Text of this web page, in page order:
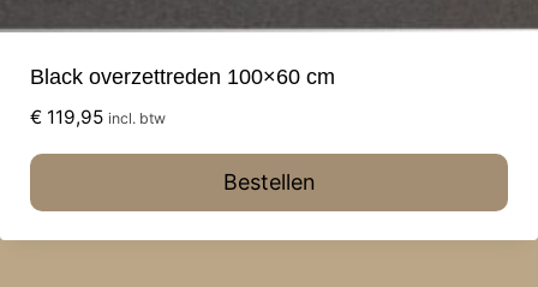
Black overzettreden 100×60 cm
€ 119,95 incl. btw
Bestellen